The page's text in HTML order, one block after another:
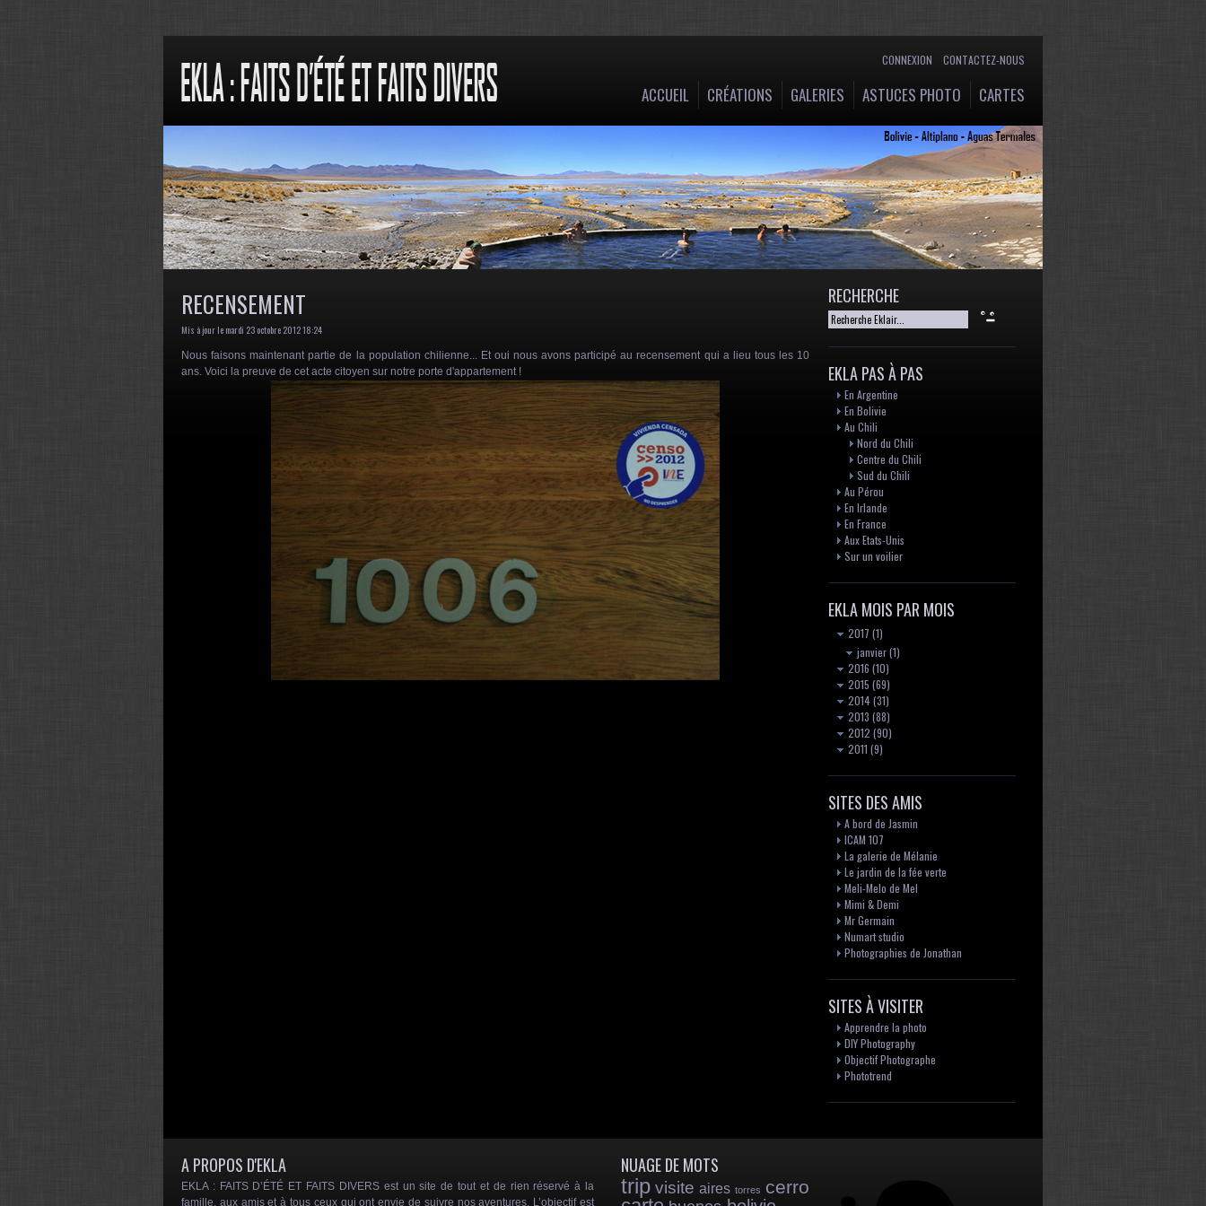
CONNEXION CONTACTEZ-NOUS
ACCUEIL CRÉATIONS GALERIES ASTUCES PHOTO CARTES
RECENSEMENT
Mis à jour le mardi 23 octobre 2012 18:24
Nous faisons maintenant partie de la population chilienne... Et oui nous avons participé au recensement qui a lieu tous les 10
ans. Voici la preuve de cet acte citoyen sur notre porte d'appartement !
RECHERCHE
EKLA PAS À PAS
En Argentine
En Bolivie
Au Chili
Nord du Chili
Centre du Chili
Sud du Chili
Au Pérou
En Irlande
En France
Aux Etats-Unis
Sur un voilier
EKLA MOIS PAR MOIS
2017 (1)
janvier(1)
2016 (10)
2015 (69)
2014(31)
2013 (88)
2012 (90)
2011 (9)
SITES DES AMIS
A bord de Jasmin
ICAM 107
La galerie de Mélanie
Le jardin de la fée verte
Meli-Melo de Mel
Mimi & Demi
Mr Germain
Numart studio
Photographies de Jonathan
SITES À VISITER
Apprendre la photo
DIY Photography
Objectif Photographe
Phototrend
A PROPOS D'EKLA
EKLA : FAITS D’ÉTÉ ET FAITS DIVERS est un site de tout et de rien réservé à la
famille, aux amis et à tous ceux qui ont envie de suivre nos aventures. L’objectif est
NUAGE DE MOTS
trip visite aires torres cerro